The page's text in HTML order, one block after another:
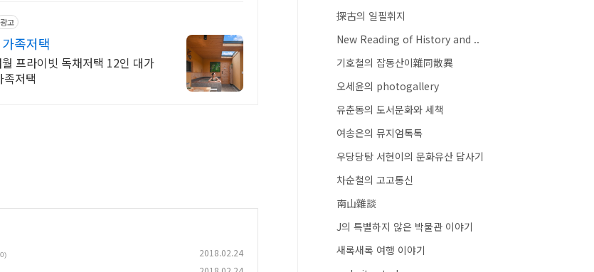
광고
족저택
프라이빗 독채저택 12인 대가
저택
2018.02.24
探古의 일필휘지
New Reading of History and ..
기호철의 잡동산이雜同散異
오세윤의 photogallery
유춘동의 도서문화와 세책
여송은의 뮤지엄톡톡
우당당탕 서현이의 문화유산 답사기
차순철의 고고통신
南山雜談
J의 특별하지 않은 박물관 이야기
새록새록 여행 이야기